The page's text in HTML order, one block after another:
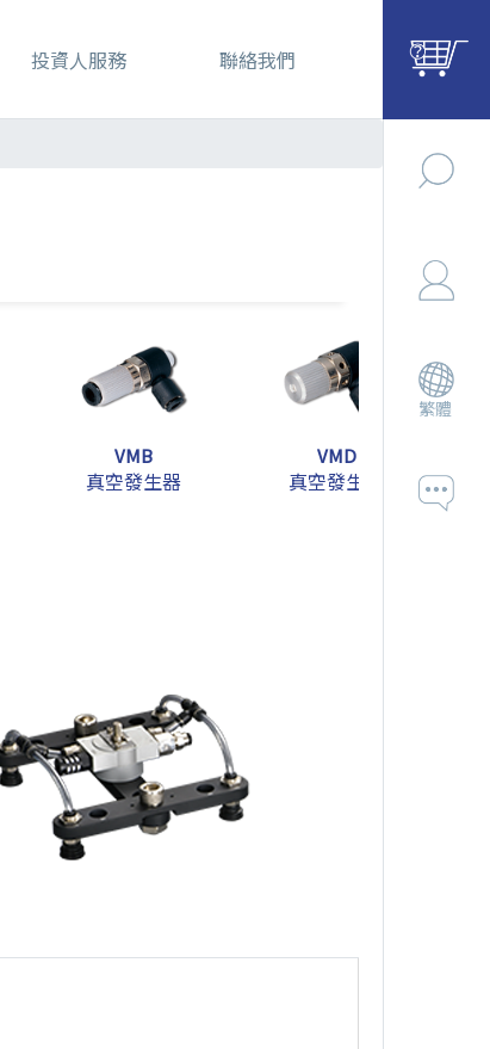
投資人服務 聯絡我們
VMB
真空發生器
VMD
真空發生器
繁體